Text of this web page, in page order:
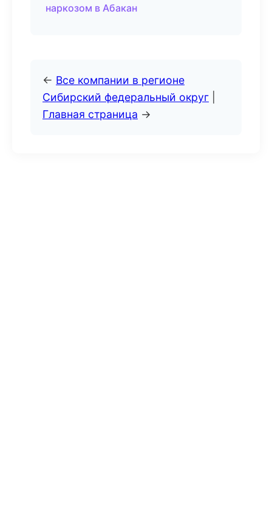
наркозом в Абакан
← Все компании в регионе
Сибирский федеральный округ
Главная страница →